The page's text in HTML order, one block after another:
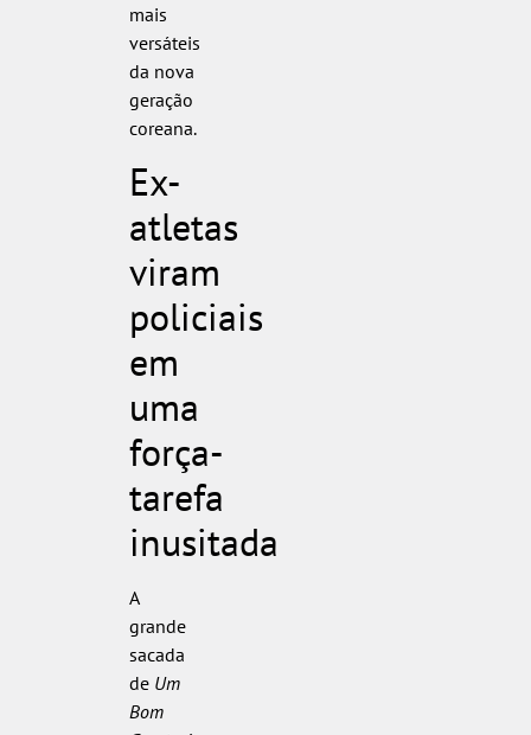
mais
versáteis
da nova
geração
coreana.
Ex-
atletas
viram
policiais
em
uma
força-
tarefa
inusitada
A
grande
sacada
de Um
Bom